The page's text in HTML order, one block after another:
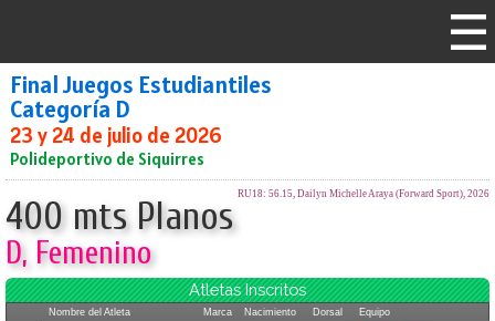
Final Juegos Estudiantiles
Categoría D
23 y 24 de julio de 2026
Polideportivo de Siquirres
RU18: 56.15, Dailyn Michelle Araya (Forward Sport), 2026
400 mts Planos
D, Femenino
Atletas Inscritos
Nombre del Atleta Marca Nacimiento Dorsal Equipo